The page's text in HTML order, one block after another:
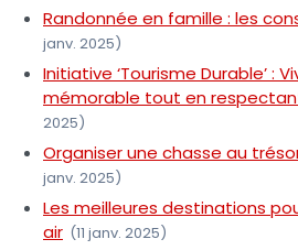
Randonnée en famille : les
janv. 2025)
Initiative ‘Tourisme Durable’ :
mémorable tout en
2025)
Organiser une chasse au
janv. 2025)
Les meilleures destinations
air (11 janv. 2025)